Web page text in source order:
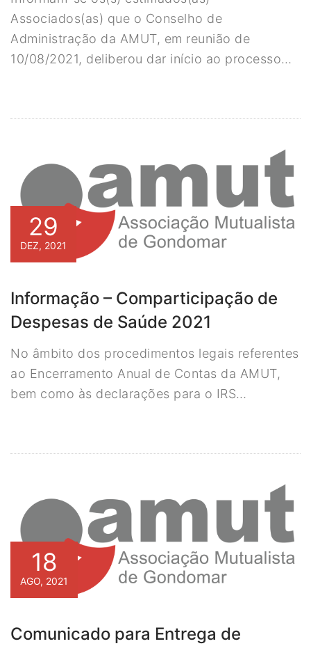
Associados(as) que o Conselho de
Administração da AMUT, em reunião de
10/08/2021, deliberou dar início ao processo…
29
DEZ, 2021
Informação – Comparticipação de
Despesas de Saúde 2021
No âmbito dos procedimentos legais referentes
ao Encerramento Anual de Contas da AMUT,
bem como às declarações para o IRS…
18
AGO, 2021
Comunicado para Entrega de